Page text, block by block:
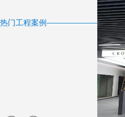
热门工程案例